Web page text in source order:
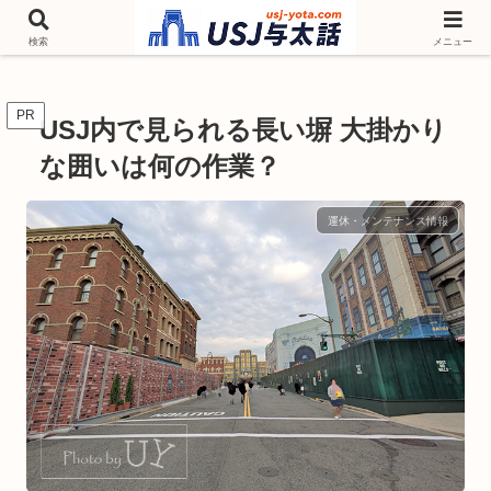
チケットやシーズンイベント ニンテンドーワールド アトラクションなどユニ
バを歩いて情報収集しています
PR USJ内で見られる長い塀 大掛かり
な囲いは何の作業？
運休・メンテナンス情報
検索 メニュー